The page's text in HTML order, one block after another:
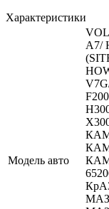
Характеристики
Модель авто
A7/